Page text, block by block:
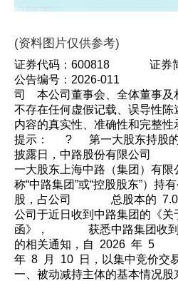
(资料图片仅供参考)
证券代码：600818 证
公告编号：2026-011
司 本公司董事会、全体董事及
不存在任何虚假记载、误导性
内容的真实性、准确性和完整
提示： ? 第一大股东持股的
披露日，中路股份有限公司
一大股东上海中路（集团）
称“中路集团”或“控股股东”）持
股，占公司 总股本的
公司于近日收到中路集团的《关
函》， 获悉中路集团收到
的相关通知，自 2026 年
年 8 月 10 日，以集中竞价交
一、被动减持主体的基